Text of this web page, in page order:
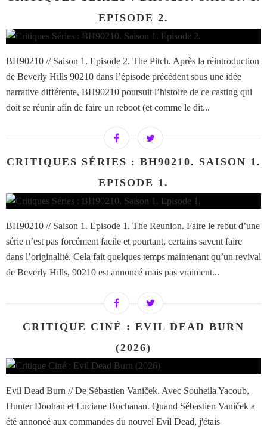
EPISODE 2.
BH90210 // Saison 1. Episode 2. The Pitch. Après la réintroduction
de Beverly Hills 90210 dans l’épisode précédent sous une idée
narrative différente, BH90210 poursuit l’histoire de ce casting qui
doit se réunir afin de faire un reboot (et comme le dit...
CRITIQUES SÉRIES : BH90210. SAISON 1.
EPISODE 1.
BH90210 // Saison 1. Episode 1. The Reunion. Faire le rebut d’une
série n’est pas forcément facile et pourtant, certains savent faire
dans l’originalité. Cela fait quelques temps maintenant qu’un revival
de Beverly Hills, 90210 est annoncé mais pas vraiment...
CRITIQUE CINÉ : EVIL DEAD BURN
(2026)
Evil Dead Burn // De Sébastien Vaniček. Avec Souheila Yacoub,
Hunter Doohan et Luciane Buchanan. Quand Sébastien Vaniček a
été annoncé aux commandes du nouvel Evil Dead, j'étais